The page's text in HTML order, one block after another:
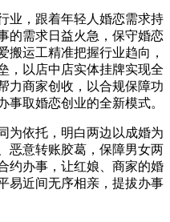
，跟着年轻人婚恋需求持
的需求日益火急，保守婚恋
搬运工精准把握行业趋向，
，以店中店实体挂牌实现全
力商家创收，以合规保障功
事取婚恋创业的全新模式。
依托，明白两边以成婚为
恶意转账胶葛，保障男女两
约办事，让红娘、商家的婚
易近间无序相亲，提拔办事